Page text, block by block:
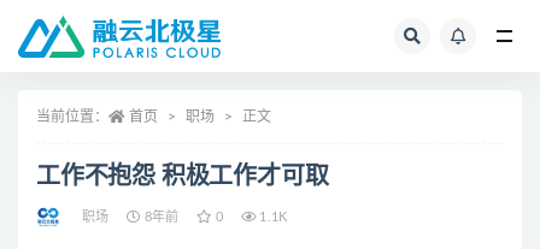
当前位置： 首页 职场 正文
工作不抱怨 积极工作才可取
职场 8年前 0 1.1K